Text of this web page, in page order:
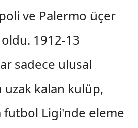
ve Palermo üçer
1912-13
sadece ulusal
kalan kulüp,
futbol Ligi'nde eleme